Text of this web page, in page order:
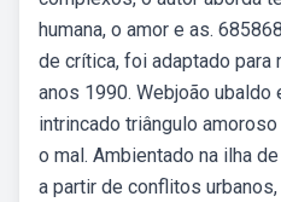
humana, o amor e as.
de crítica, foi adaptado
anos 1990. Webjoão ubaldo
intrincado triângulo
o mal. Ambientado na ilha
a partir de conflitos